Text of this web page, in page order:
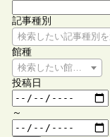
記事種別
検索したい記事種別
館種
検索したい館種を選択
投稿日
～